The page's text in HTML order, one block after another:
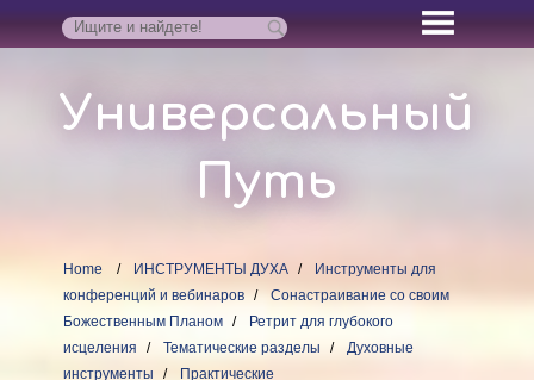
Универсальный
Путь
Home ИНСТРУМЕНТЫ ДУХА
Инструменты для
конференций и вебинаров
Сонастраивание со своим
Божественным Планом
Ретрит для глубокого
исцеления
Тематические разделы
Духовные
инструменты
Практические